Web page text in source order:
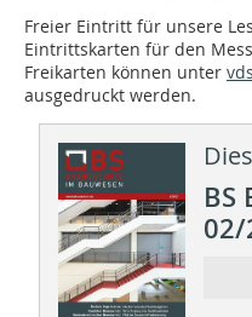
Freier Eintritt für unsere
Eintrittskarten für den
Freikarten können unter
ausgedruckt werden.
BS
02/